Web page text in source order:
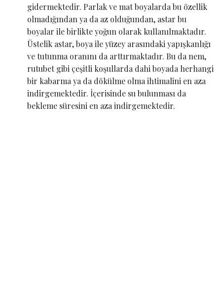
gidermektedir. Parlak ve mat boyalarda bu özellik
olmadığından ya da az olduğundan, astar bu
boyalar ile birlikte yoğun olarak kullanılmaktadır.
Üstelik astar, boya ile yüzey arasındaki yapışkanlığı
ve tutunma oranını da arttırmaktadır. Bu da nem,
rutubet gibi çeşitli koşullarda dahi boyada herhangi
bir kabarma ya da dökülme olma ihtimalini en aza
indirgemektedir. İçerisinde su bulunması da
bekleme süresini en aza indirgemektedir.